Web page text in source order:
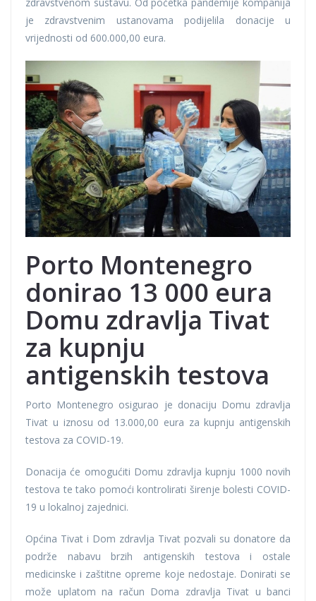
je zdravstvenim ustanovama podijelila donacije u
vrijednosti od 600.000,00 eura.
Porto Montenegro
donirao 13 000 eura
Domu zdravlja Tivat
za kupnju
antigenskih testova
Porto Montenegro osigurao je donaciju Domu zdravlja
Tivat u iznosu od 13.000,00 eura za kupnju antigenskih
testova za COVID-19.
Donacija će omogućiti Domu zdravlja kupnju 1000 novih
testova te tako pomoći kontrolirati širenje bolesti COVID-
19 u lokalnoj zajednici.
Općina Tivat i Dom zdravlja Tivat pozvali su donatore da
podrže nabavu brzih antigenskih testova i ostale
medicinske i zaštitne opreme koje nedostaje. Donirati se
može uplatom na račun Doma zdravlja Tivat u banci